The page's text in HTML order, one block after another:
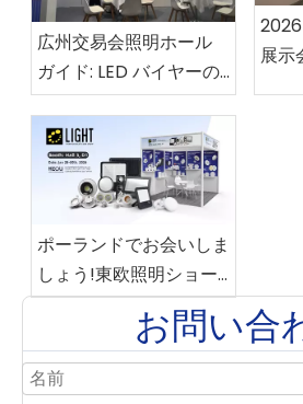
広州交易会照明ホール
ガイド: LED バイヤーの
カテゴリー トレンド
展示
ポーランドでお会いしま
しょう!東欧照明ショー
ケースで主要新製品がデ
お問い合